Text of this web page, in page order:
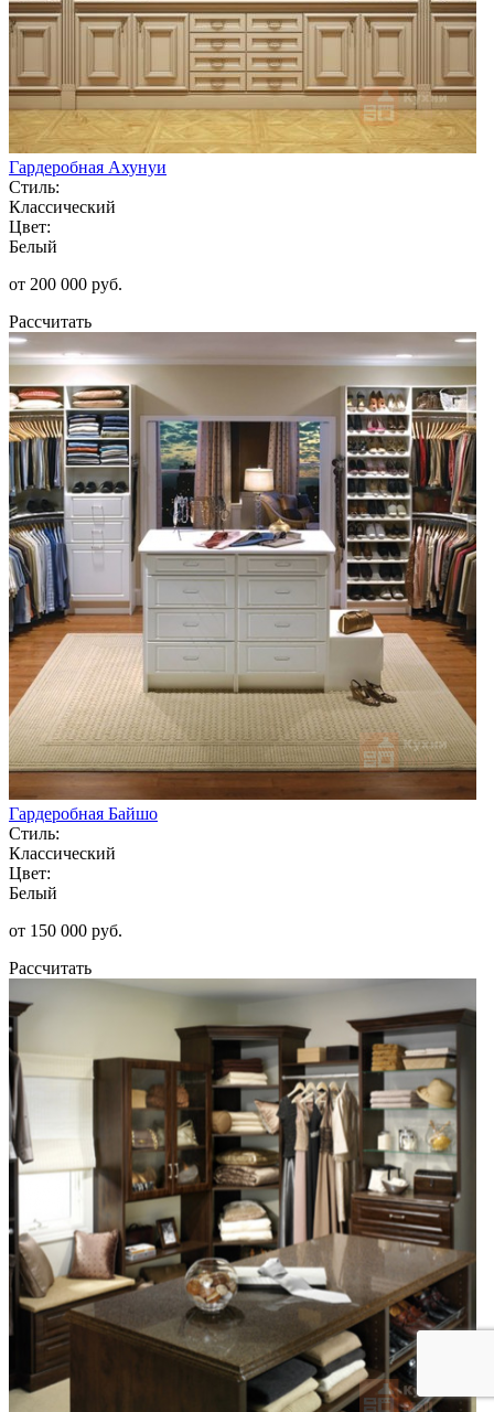
Гардеробная Ахунуи
Стиль:
Классический
Цвет:
Белый
от 200 000 руб.
Рассчитать
Гардеробная Байшо
Стиль:
Классический
Цвет:
Белый
от 150 000 руб.
Рассчитать